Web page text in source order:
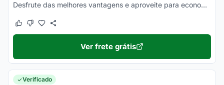
Desfrute das melhores vantagens e aproveite para economizar na entrega das suas compras!
Este cupom funcionou
Este cupom não funcionou
Ver frete grátis
Verificado